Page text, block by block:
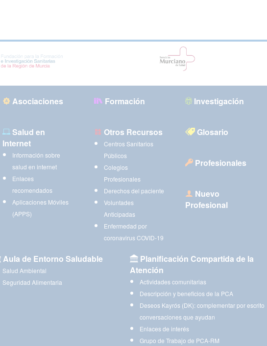
Asociaciones Formación Investigación
Salud en
Internet
Información sobre
salud en internet
Enlaces
recomendados
Aplicaciones Móviles
(APPS)
Otros Recursos
Centros Sanitarios
Públicos
Colegios
Profesionales
Derechos del paciente
Voluntades
Anticipadas
Enfermedad por
coronavirus COVID-19
Glosario
Profesionales
Nuevo
Profesional
Aula de Entorno Saludable
Salud Ambiental
Seguridad Alimentaria
Planificación Compartida de la
Atención
Actividades comunitarias
Descripción y beneficios de la PCA
Deseos Kayrós (DK): complementar por escrito
conversaciones que ayudan
Enlaces de interés
Grupo de Trabajo de PCA-RM